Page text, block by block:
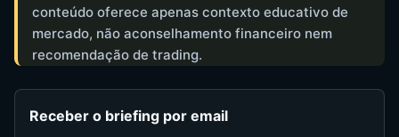
conteúdo oferece apenas contexto educativo de
mercado, não aconselhamento financeiro nem
recomendação de trading.
Receber o briefing por email